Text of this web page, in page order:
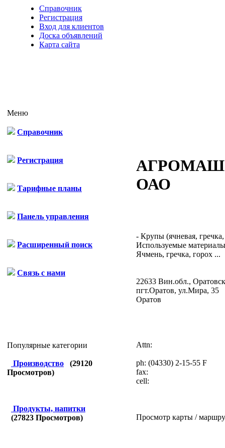
Справочник
Регистрация
Вход для клиентов
Доска объявлений
Карта сайта
Меню
Справочник
Регистрация
Тарифные планы
Панель управления
Расширенный поиск
Связь с нами
Популярные категории
Производство (29120
Просмотров)
Продукты, напитки
(27823 Просмотров)
АГРОМАШ
ОАО
- Крупы (ячневая,
Используемые
Ячмень, гречка, горох ...
22633 Вин.обл.,
пгт.Оратов, ул.Мира, 35
Оратов
Attn:
ph: (04330) 2-15-55 F
fax:
cell:
Просмотр карты /